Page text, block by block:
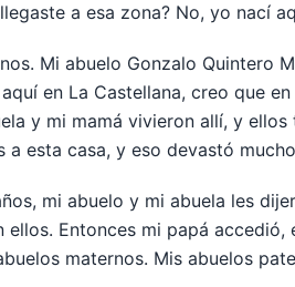
a esa zona? No, yo nací
Mi abuelo Gonzalo Quintero
en La Castellana, creo que
y mi mamá vivieron allí, y
esta casa, y eso devastó
mi abuelo y mi abuela les
Entonces mi papá
maternos. Mis abuelos